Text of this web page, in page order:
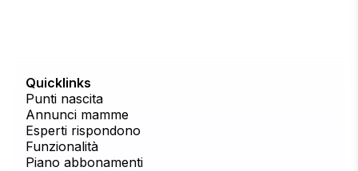
Quicklinks
Punti nascita
Annunci mamme
Esperti rispondono
Funzionalità
Piano abbonamenti